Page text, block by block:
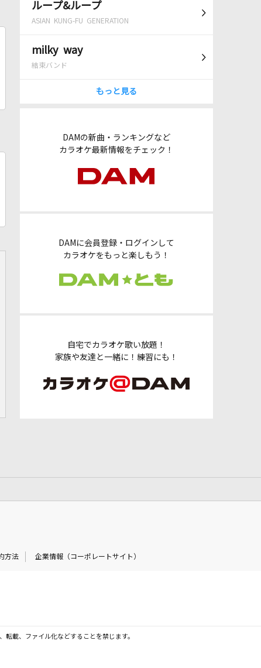
ループ&ループ
ASIAN KUNG-FU GENERATION
milky way
結束バンド
もっと見る
DAMの新曲・ランキングなど
カラオケ最新情報をチェック！
DAMに会員登録・ログインして
カラオケをもっと楽しもう！
自宅でカラオケ歌い放題！
家族や友達と一緒に！練習にも！
方法 企業情報（コーポレートサイト）
転載、ファイル化などすることを禁じます。